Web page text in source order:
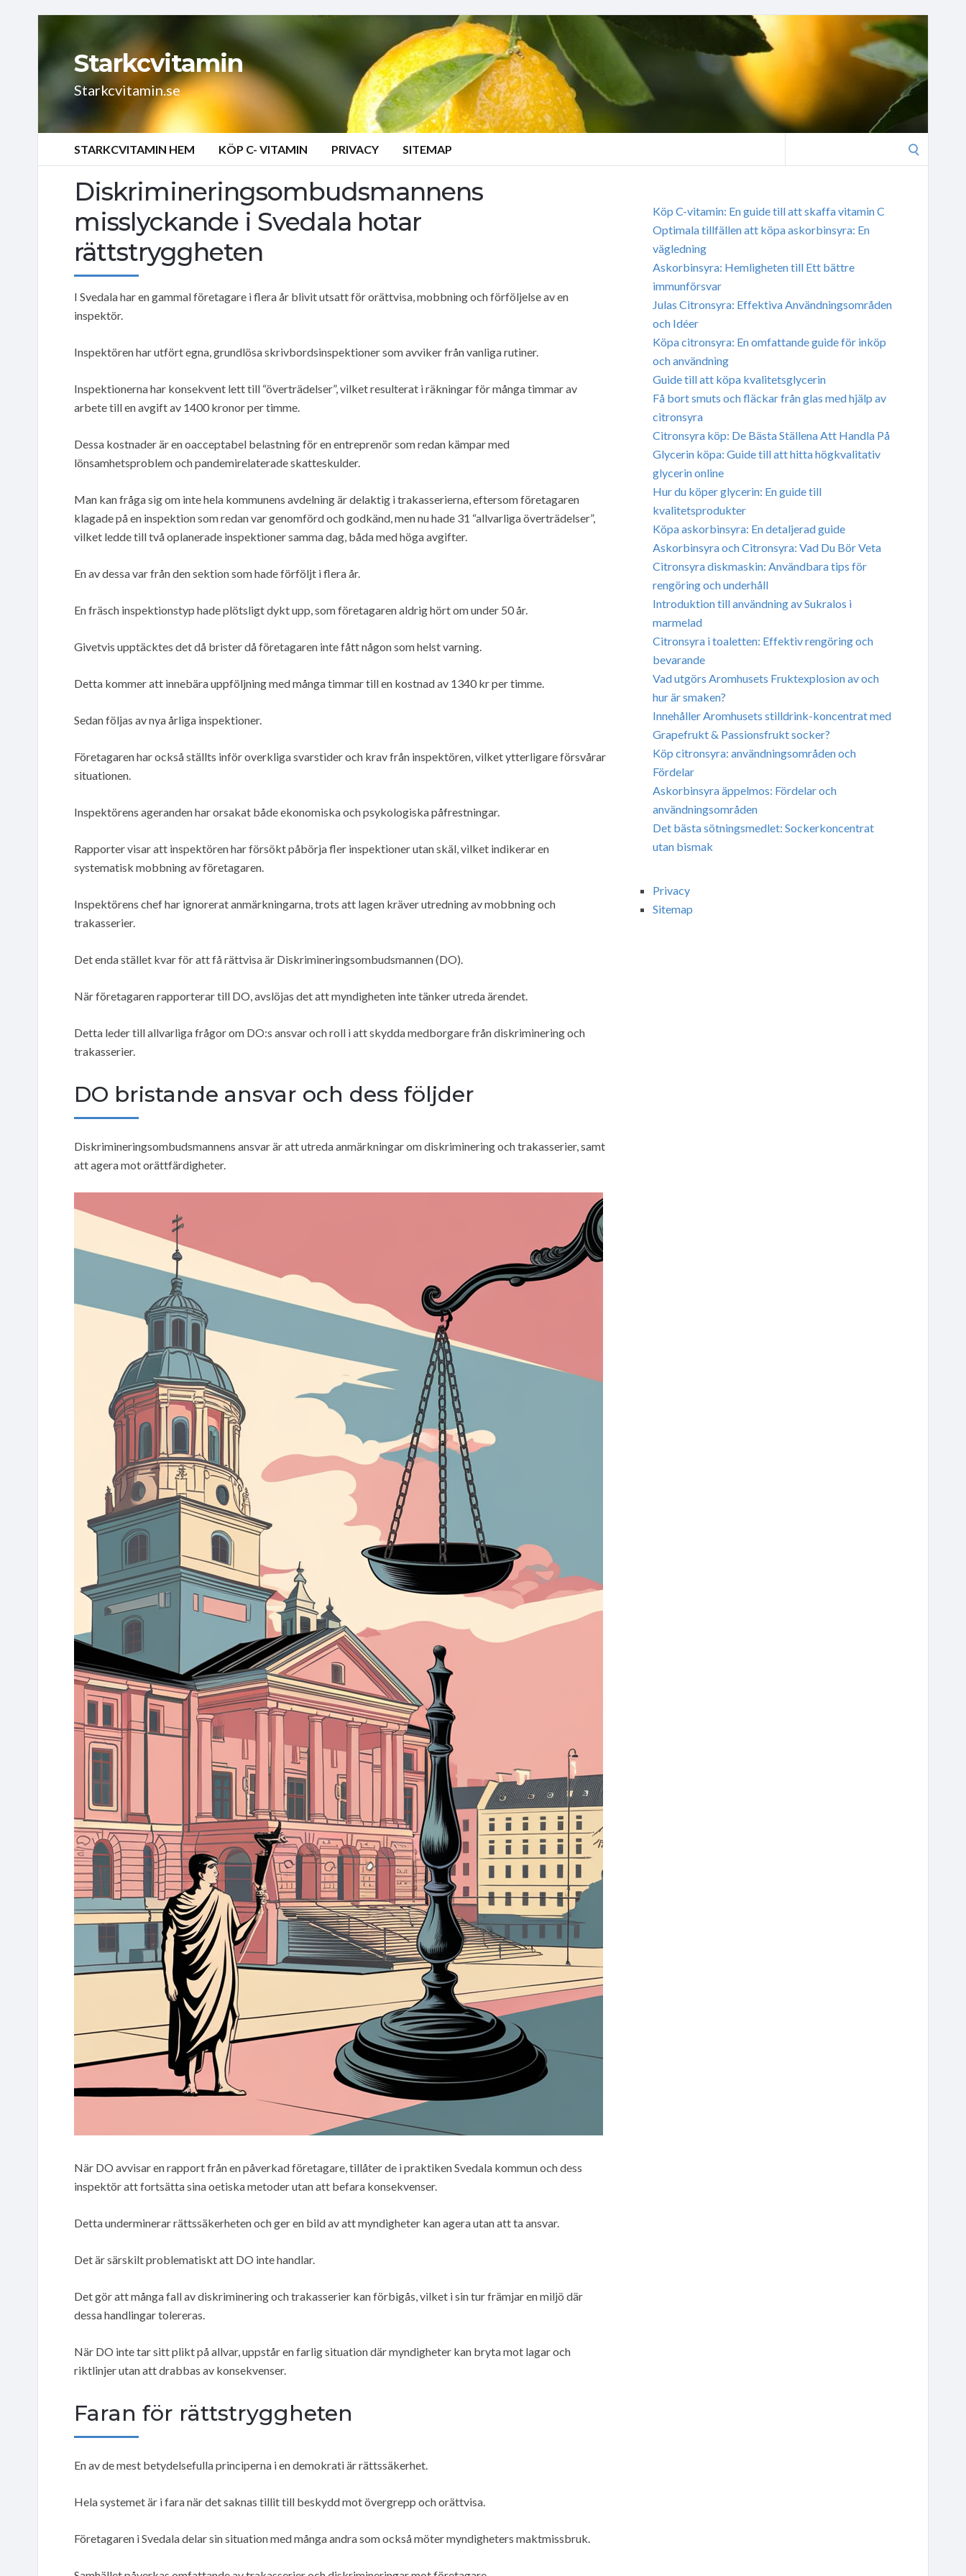
Starkcvitamin
Starkcvitamin.se
STARKCVITAMIN HEM KÖP C- VITAMIN PRIVACY SITEMAP
Diskrimineringsombudsmannens
misslyckande i Svedala hotar
rättstryggheten
I Svedala har en gammal företagare i flera år blivit utsatt för orättvisa, mobbning och förföljelse av en
inspektör.
Inspektören har utfört egna, grundlösa skrivbordsinspektioner som avviker från vanliga rutiner.
Inspektionerna har konsekvent lett till “överträdelser”, vilket resulterat i räkningar för många timmar av
arbete till en avgift av 1400 kronor per timme.
Dessa kostnader är en oacceptabel belastning för en entreprenör som redan kämpar med
lönsamhetsproblem och pandemirelaterade skatteskulder.
Man kan fråga sig om inte hela kommunens avdelning är delaktig i trakasserierna, eftersom företagaren
klagade på en inspektion som redan var genomförd och godkänd, men nu hade 31 “allvarliga överträdelser”,
vilket ledde till två oplanerade inspektioner samma dag, båda med höga avgifter.
En av dessa var från den sektion som hade förföljt i flera år.
En fräsch inspektionstyp hade plötsligt dykt upp, som företagaren aldrig hört om under 50 år.
Givetvis upptäcktes det då brister då företagaren inte fått någon som helst varning.
Detta kommer att innebära uppföljning med många timmar till en kostnad av 1340 kr per timme.
Sedan följas av nya årliga inspektioner.
Företagaren har också ställts inför overkliga svarstider och krav från inspektören, vilket ytterligare försvårar
situationen.
Inspektörens ageranden har orsakat både ekonomiska och psykologiska påfrestningar.
Rapporter visar att inspektören har försökt påbörja fler inspektioner utan skäl, vilket indikerar en
systematisk mobbning av företagaren.
Inspektörens chef har ignorerat anmärkningarna, trots att lagen kräver utredning av mobbning och
trakasserier.
Det enda stället kvar för att få rättvisa är Diskrimineringsombudsmannen (DO).
När företagaren rapporterar till DO, avslöjas det att myndigheten inte tänker utreda ärendet.
Detta leder till allvarliga frågor om DO:s ansvar och roll i att skydda medborgare från diskriminering och
trakasserier.
DO bristande ansvar och dess följder
Diskrimineringsombudsmannens ansvar är att utreda anmärkningar om diskriminering och trakasserier, samt
att agera mot orättfärdigheter.
När DO avvisar en rapport från en påverkad företagare, tillåter de i praktiken Svedala kommun och dess
inspektör att fortsätta sina oetiska metoder utan att befara konsekvenser.
Detta underminerar rättssäkerheten och ger en bild av att myndigheter kan agera utan att ta ansvar.
Det är särskilt problematiskt att DO inte handlar.
Det gör att många fall av diskriminering och trakasserier kan förbigås, vilket i sin tur främjar en miljö där
dessa handlingar tolereras.
När DO inte tar sitt plikt på allvar, uppstår en farlig situation där myndigheter kan bryta mot lagar och
riktlinjer utan att drabbas av konsekvenser.
Faran för rättstryggheten
En av de mest betydelsefulla principerna i en demokrati är rättssäkerhet.
Hela systemet är i fara när det saknas tillit till beskydd mot övergrepp och orättvisa.
Företagaren i Svedala delar sin situation med många andra som också möter myndigheters maktmissbruk.
Köp C-vitamin: En guide till att skaffa vitamin C
Optimala tillfällen att köpa askorbinsyra: En
vägledning
Askorbinsyra: Hemligheten till Ett bättre
immunförsvar
Julas Citronsyra: Effektiva Användningsområden
och Idéer
Köpa citronsyra: En omfattande guide för inköp
och användning
Guide till att köpa kvalitetsglycerin
Få bort smuts och fläckar från glas med hjälp av
citronsyra
Citronsyra köp: De Bästa Ställena Att Handla På
Glycerin köpa: Guide till att hitta högkvalitativ
glycerin online
Hur du köper glycerin: En guide till
kvalitetsprodukter
Köpa askorbinsyra: En detaljerad guide
Askorbinsyra och Citronsyra: Vad Du Bör Veta
Citronsyra diskmaskin: Användbara tips för
rengöring och underhåll
Introduktion till användning av Sukralos i
marmelad
Citronsyra i toaletten: Effektiv rengöring och
bevarande
Vad utgörs Aromhusets Fruktexplosion av och
hur är smaken?
Innehåller Aromhusets stilldrink-koncentrat med
Grapefrukt & Passionsfrukt socker?
Köp citronsyra: användningsområden och
Fördelar
Askorbinsyra äppelmos: Fördelar och
användningsområden
Det bästa sötningsmedlet: Sockerkoncentrat
utan bismak
Privacy
Sitemap